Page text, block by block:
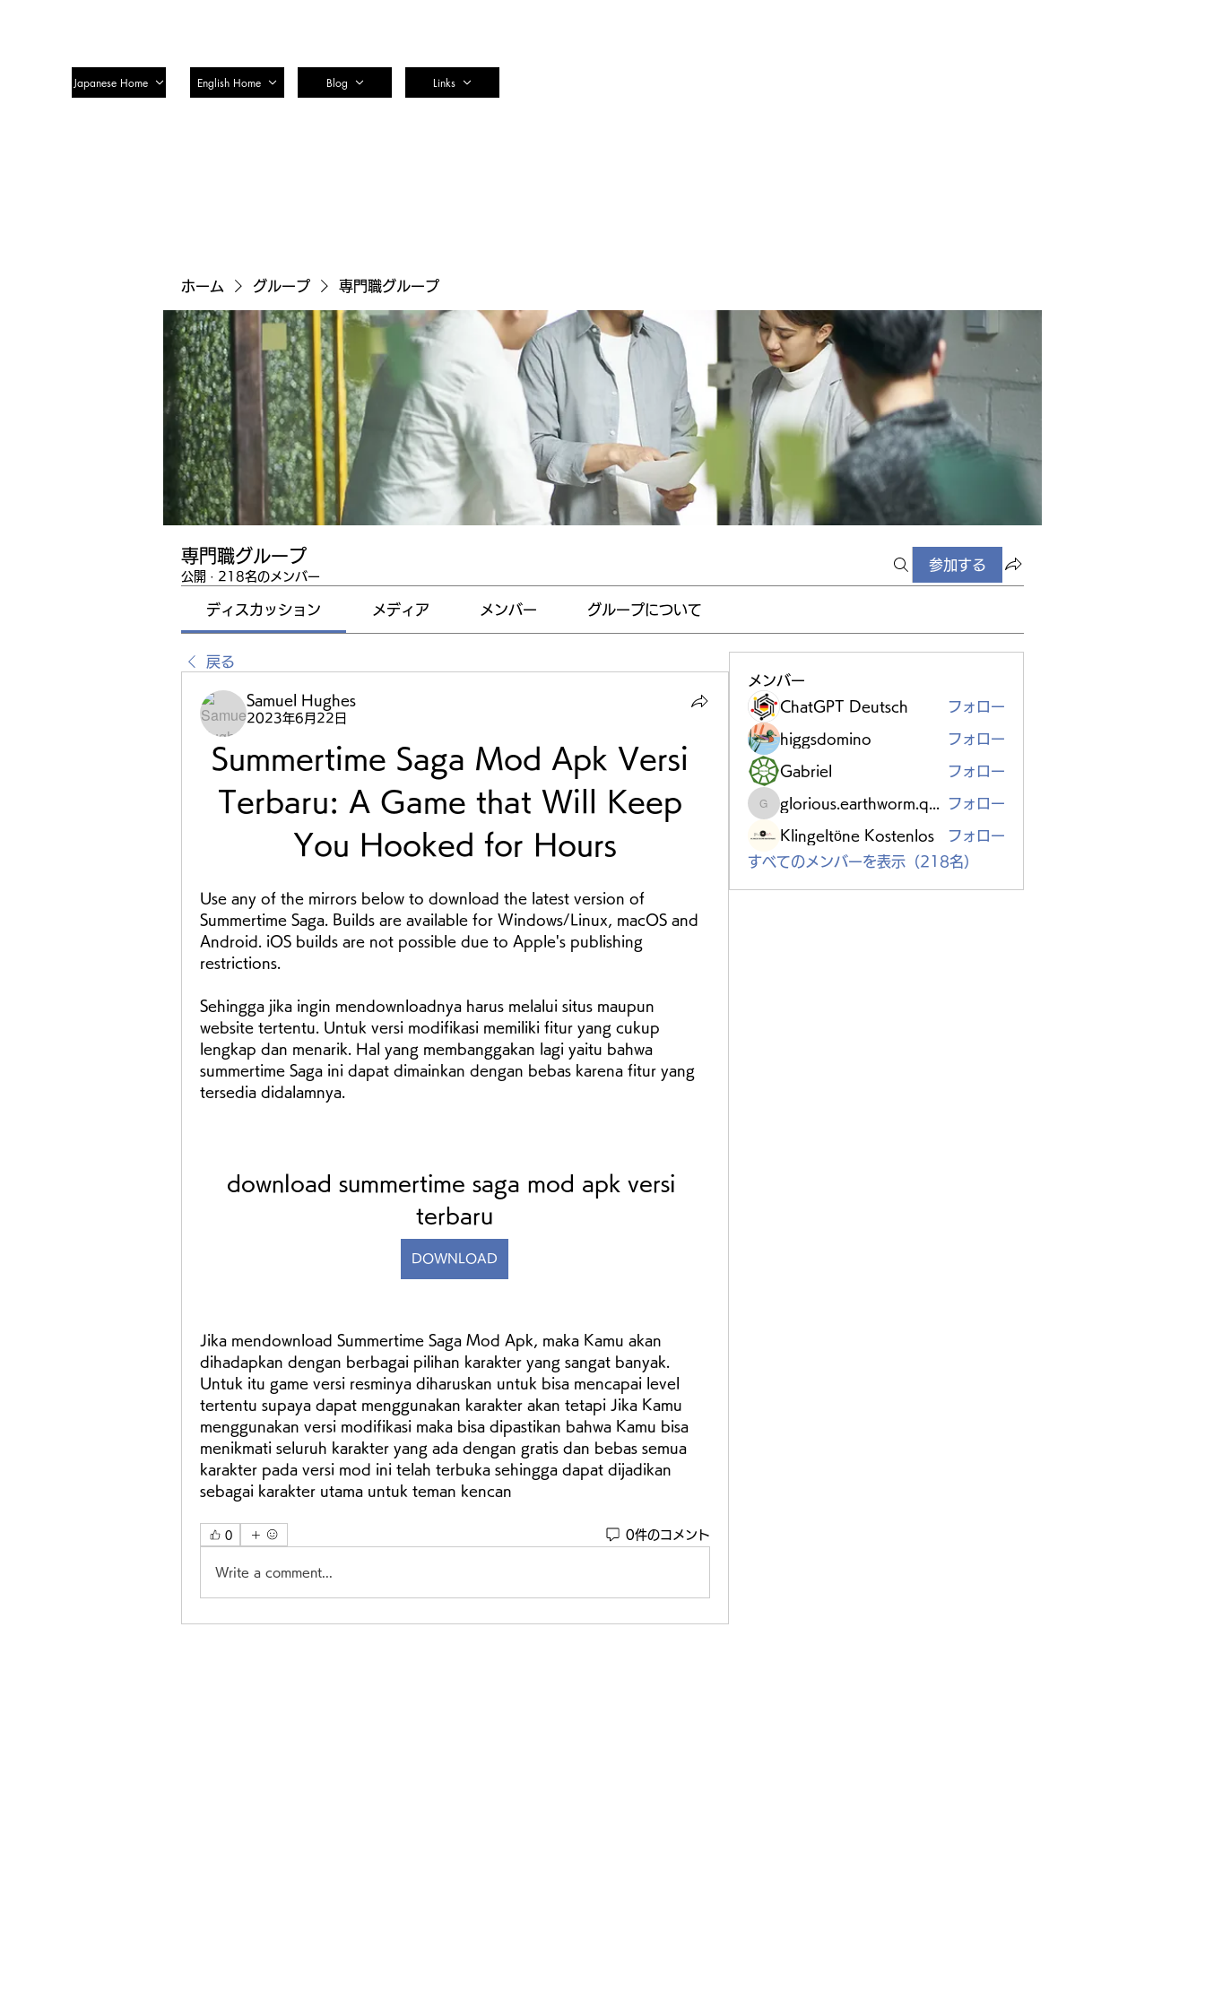
Japanese Home English Home Blog Links
ホーム グループ 専門職グループ
専門職グループ
公開 · 218名のメンバー
参加する
ディスカッション メディア メンバー グループについて
戻る
Samuel Hughes
2023年6月22日
Summertime Saga Mod Apk Versi
Terbaru: A Game that Will Keep
You Hooked for Hours
Use any of the mirrors below to download the latest version of
Summertime Saga. Builds are available for Windows/Linux, macOS and
Android. iOS builds are not possible due to Apple's publishing
restrictions.
Sehingga jika ingin mendownloadnya harus melalui situs maupun
website tertentu. Untuk versi modifikasi memiliki fitur yang cukup
lengkap dan menarik. Hal yang membanggakan lagi yaitu bahwa
summertime Saga ini dapat dimainkan dengan bebas karena fitur yang
tersedia didalamnya.
download summertime saga mod apk versi
terbaru
DOWNLOAD
Jika mendownload Summertime Saga Mod Apk, maka Kamu akan
dihadapkan dengan berbagai pilihan karakter yang sangat banyak.
Untuk itu game versi resminya diharuskan untuk bisa mencapai level
tertentu supaya dapat menggunakan karakter akan tetapi Jika Kamu
menggunakan versi modifikasi maka bisa dipastikan bahwa Kamu bisa
menikmati seluruh karakter yang ada dengan gratis dan bebas semua
karakter pada versi mod ini telah terbuka sehingga dapat dijadikan
sebagai karakter utama untuk teman kencan
0 0件のコメント
Write a comment...
メンバー
ChatGPT Deutsch
フォロー
higgsdomino フォロー
Gabriel フォロー
glorious.earthworm.qpzc
フォロー
Klingeltöne Kostenlos
フォロー
すべてのメンバーを表示（218名）